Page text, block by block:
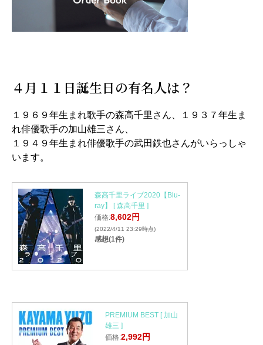
４月１１日誕生日の有名人は？
１９６９年生まれ歌手の森高千里さん、１９３７年生ま
れ俳優歌手の加山雄三さん、
１９４９年生まれ俳優歌手の武田鉄也さんがいらっしゃ
います。
森高千里ライブ2020【Blu-
ray】 [ 森高千里 ]
価格:8,602円
(2022/4/11 23:29時点)
感想(1件)
PREMIUM BEST [ 加山
雄三 ]
価格:2,992円